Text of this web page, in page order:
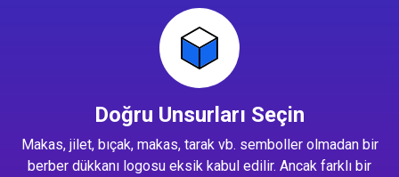
Doğru Unsurları Seçin
Makas, jilet, bıçak, makas, tarak vb. semboller olmadan bir
berber dükkanı logosu eksik kabul edilir. Ancak farklı bir